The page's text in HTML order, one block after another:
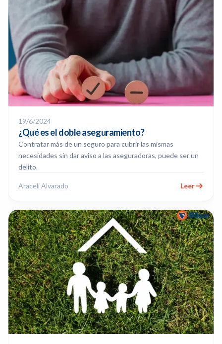
19/6/2024
¿Qué es el doble aseguramiento?
Contratar más de un seguro para cubrir las mismas
necesidades sin dar aviso a las aseguradoras, puede ser un
delito.
Araceli Alvarado Leer